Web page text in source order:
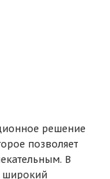
решение
позволяет
В
широкий